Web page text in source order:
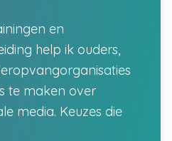
en
help ik ouders,
te maken over
media. Keuzes die